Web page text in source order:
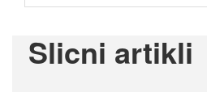
Slicni artikli